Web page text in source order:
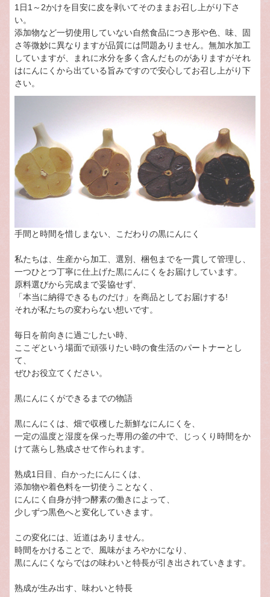
1日1～2かけを目安に皮を剥いてそのままお召し上がり下さ
い。
添加物など一切使用していない自然食品につき形や色、味、固
さ等微妙に異なりますが品質には問題ありません。無加水加工
していますが、まれに水分を多く含んだものがありますがそれ
はにんにくから出ている旨みですので安心してお召し上がり下
さい。
手間と時間を惜しまない、こだわりの黒にんにく
私たちは、生産から加工、選別、梱包までを一貫して管理し、
一つひとつ丁寧に仕上げた黒にんにくをお届けしています。
原料選びから完成まで妥協せず、
「本当に納得できるものだけ」を商品としてお届けする!
それが私たちの変わらない想いです。
毎日を前向きに過ごしたい時、
ここぞという場面で頑張りたい時の食生活のパートナーとし
て、
ぜひお役立てください。
黒にんにくができるまでの物語
黒にんにくは、畑で収穫した新鮮なにんにくを、
一定の温度と湿度を保った専用の釜の中で、じっくり時間をか
けて蒸らし熟成させて作られます。
熟成1日目、白かったにんにくは、
添加物や着色料を一切使うことなく、
にんにく自身が持つ酵素の働きによって、
少しずつ黒色へと変化していきます。
この変化には、近道はありません。
時間をかけることで、風味がまろやかになり、
黒にんにくならではの味わいと特長が引き出されていきます。
熟成が生み出す、味わいと特長